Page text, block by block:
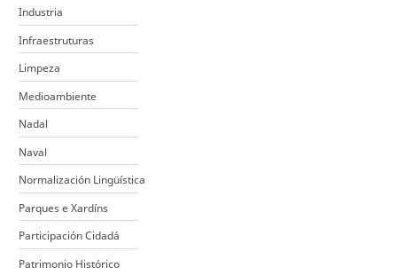
Industria
Infraestruturas
Limpeza
Medioambiente
Nadal
Naval
Normalización Lingüística
Parques e Xardíns
Participación Cidadá
Patrimonio Histórico